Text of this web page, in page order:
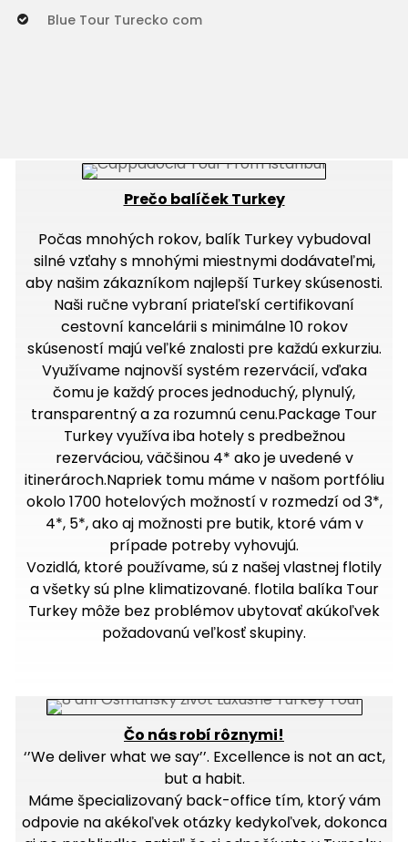
Blue Tour Turecko com
Prečo balíček Turkey
Počas mnohých rokov, balík Turkey vybudoval
silné vzťahy s mnohými miestnymi dodávateľmi,
aby našim zákazníkom najlepší Turkey skúsenosti.
Naši ručne vybraní priateľskí certifikovaní
cestovní kancelárii s minimálne 10 rokov
skúseností majú veľké znalosti pre každú exkurziu.
Využívame najnovší systém rezervácií, vďaka
čomu je každý proces jednoduchý, plynulý,
transparentný a za rozumnú cenu.Package Tour
Turkey využíva iba hotely s predbežnou
rezerváciou, väčšinou 4* ako je uvedené v
itinerároch.Napriek tomu máme v našom portfóliu
okolo 1700 hotelových možností v rozmedzí od 3*,
4*, 5*, ako aj možnosti pre butik, ktoré vám v
prípade potreby vyhovujú.
Vozidlá, ktoré používame, sú z našej vlastnej flotily
a všetky sú plne klimatizované. flotila balíka Tour
Turkey môže bez problémov ubytovať akúkoľvek
požadovanú veľkosť skupiny.
Čo nás robí rôznymi!
‘’We deliver what we say’’. Excellence is not an act,
but a habit.
Máme špecializovaný back-office tím, ktorý vám
odpovie na akékoľvek otázky kedykoľvek, dokonca